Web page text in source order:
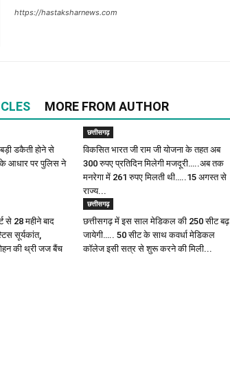
https://hastaksharnews.com
MORE FROM AUTHOR
डकैती होने से
आधार पर पुलिस ने
छत्तीसगढ़
विकसित भारत जी राम जी योजना के तहत अब
300 रुपए प्रतिदिन मिलेगी मजदूरी…..अब तक
मनरेगा में 261 रुपए मिलती थी…..15 अगस्त से
राज्य...
से 28 महीने बाद
सूर्यकांत,
की थ्री जज बैंच
छत्तीसगढ़
छत्तीसगढ़ में इस साल मेडिकल की 250 सीट बढ़
जायेगी….. 50 सीट के साथ कवर्धा मेडिकल
कॉलेज इसी सत्र से शुरू करने की मिली...